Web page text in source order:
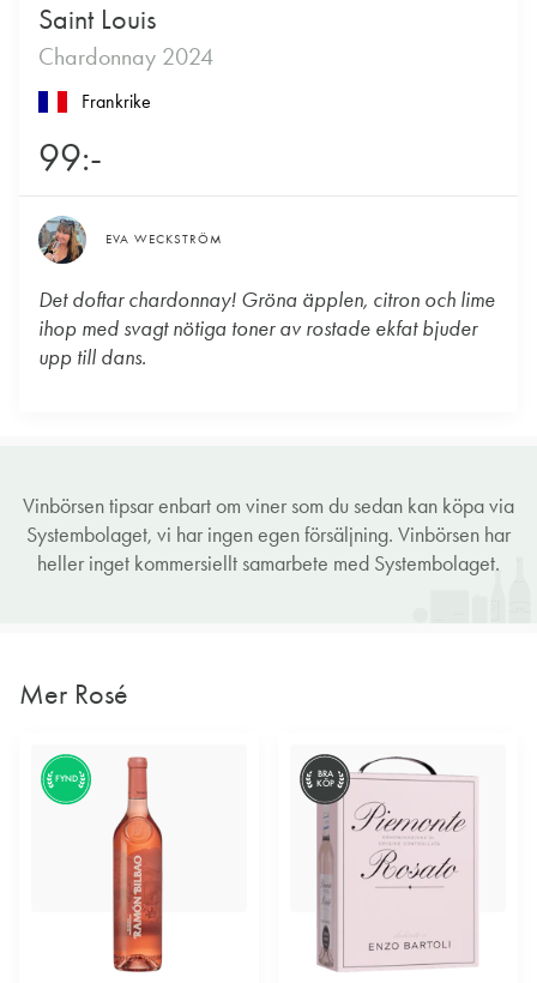
Saint Louis
Chardonnay 2024
Frankrike
99:-
EVA WECKSTRÖM
Det doftar chardonnay! Gröna äpplen, citron och lime
ihop med svagt nötiga toner av rostade ekfat bjuder
upp till dans.
Vinbörsen tipsar enbart om viner som du sedan kan köpa via
Systembolaget, vi har ingen egen försäljning. Vinbörsen har
heller inget kommersiellt samarbete med Systembolaget.
Mer Rosé
FYND
BRA
KÖP